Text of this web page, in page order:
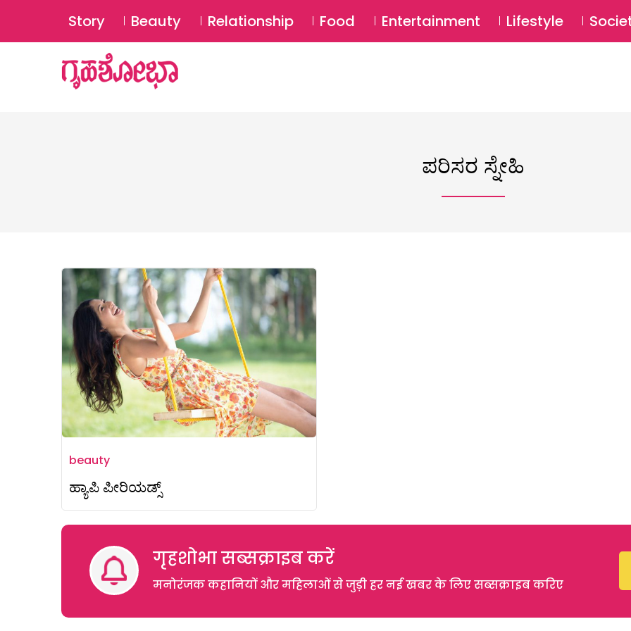
Story Beauty Relationship Food Entertainment Lifestyle
ಪರಿಸರ ಸ್ನೇಹಿ
beauty
ಹ್ಯಾಪಿ ಪೀರಿಯಡ್ಸ್
गृहशोभा सब्सक्राइब करें
मनोरंजक कहानियों और महिलाओं से जुड़ी हर नई खबर के लिए सब्सक्राइब करिए